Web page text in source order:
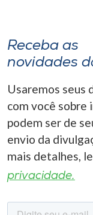
Receba as
novidades
Usaremos seus
com você sobre
podem ser de
envio da
mais detalhes,
privacidade.